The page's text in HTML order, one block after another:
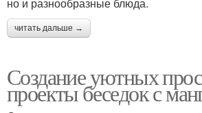
читать дальше →
Создание уютных
проекты беседок с